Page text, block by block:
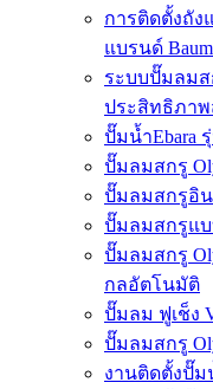
การติดตั้งถังแ
แบรนด์
ระบบปั๊มลมส
ประสิทธิภา
ปั๊มน้ำEbara
ปั๊มลมสกรู
ปั๊มลมสกรูอิน
ปั๊มลมสกรูแบ
ปั๊มลมสกรู
กลอัตโนมัติ
ปั๊มลม ฟูเช็ง
ปั๊มลมสกรู
งานติดตั้งปั๊ม